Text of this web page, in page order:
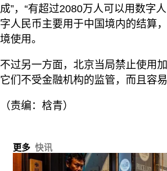
成”，“有超过2080万人可以用数字
字人民币主要用于中国境内的结算
境使用。
不过另一方面，北京当局禁止使用
它们不受金融机构的监管，而且容易
（责编：梒青）
更多 快讯